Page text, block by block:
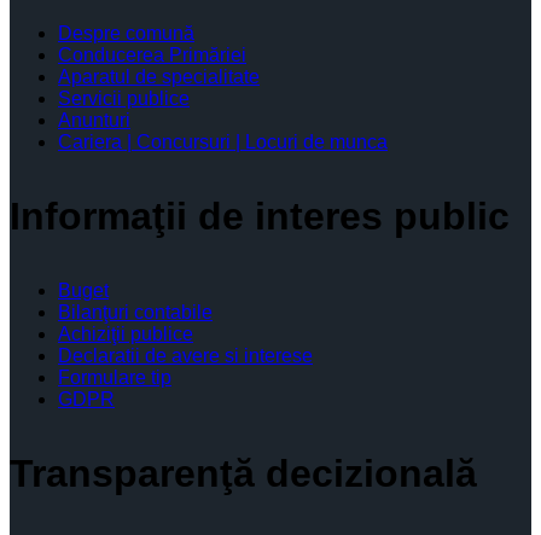
Despre comună
Conducerea Primăriei
Aparatul de specialitate
Servicii publice
Anunturi
Cariera | Concursuri | Locuri de munca
Informaţii de interes public
Buget
Bilanţuri contabile
Achiziţii publice
Declaratii de avere si interese
Formulare tip
GDPR
Transparenţă decizională